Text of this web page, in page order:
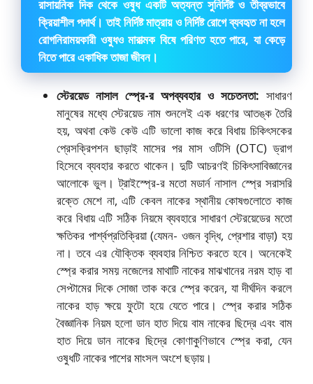
রাসায়নিক দিক থেকে ওষুধ একটি অত্যন্ত সুনির্দিষ্ট ও তীব্রভাবে
ক্রিয়াশীল পদার্থ। তাই নির্দিষ্ট মাত্রায় ও নির্দিষ্ট রোগে ব্যবহৃত না হলে
রোগনিরাময়কারী ওষুধও মারাত্মক বিষে পরিণত হতে পারে, যা কেড়ে
নিতে পারে একাধিক তাজা জীবন।
স্টেরয়েড নাসাল স্প্রে-র অপব্যবহার ও সচেতনতা: সাধারণ
মানুষের মধ্যে স্টেরয়েড নাম শুনলেই এক ধরণের আতঙ্ক তৈরি
হয়, অথবা কেউ কেউ এটি ভালো কাজ করে বিধায় চিকিৎসকের
প্রেসক্রিপশন ছাড়াই মাসের পর মাস ওটিসি (OTC) ড্রাগ
হিসেবে ব্যবহার করতে থাকেন। দুটি আচরণই চিকিৎসাবিজ্ঞানের
আলোকে ভুল। ট্রাইস্প্রে-র মতো মডার্ন নাসাল স্প্রে সরাসরি
রক্তে মেশে না, এটি কেবল নাকের স্থানীয় কোষগুলোতে কাজ
করে বিধায় এটি সঠিক নিয়মে ব্যবহারে সাধারণ স্টেরয়েডের মতো
ক্ষতিকর পার্শ্বপ্রতিক্রিয়া (যেমন- ওজন বৃদ্ধি, প্রেশার বাড়া) হয়
না। তবে এর যৌক্তিক ব্যবহার নিশ্চিত করতে হবে। অনেকেই
স্প্রে করার সময় নজেলের মাথাটি নাকের মাঝখানের নরম হাড় বা
সেপ্টামের দিকে সোজা তাক করে স্প্রে করেন, যা দীর্ঘদিন করলে
নাকের হাড় ক্ষয়ে ফুটো হয়ে যেতে পারে। স্প্রে করার সঠিক
বৈজ্ঞানিক নিয়ম হলো ডান হাত দিয়ে বাম নাকের ছিদ্রে এবং বাম
হাত দিয়ে ডান নাকের ছিদ্রে কোণাকুণিভাবে স্প্রে করা, যেন
ওষুধটি নাকের পাশের মাংসল অংশে ছড়ায়।